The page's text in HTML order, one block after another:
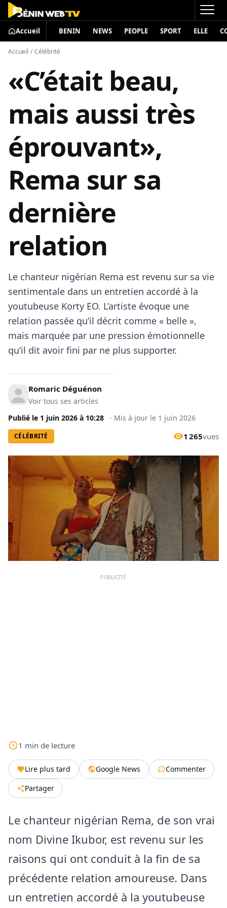
Accueil BENIN NEWS PEOPLE SPORT ELLE
Accueil / Célébrité
«C’était beau,
mais aussi très
éprouvant»,
Rema sur sa
dernière
relation
Le chanteur nigérian Rema est revenu sur sa vie
sentimentale dans un entretien accordé à la
youtubeuse Korty EO. L’artiste évoque une
relation passée qu’il décrit comme « belle »,
mais marquée par une pression émotionnelle
qu’il dit avoir fini par ne plus supporter.
Romaric Déguénon
Voir tous ses articles
Publié le 1 juin 2026 à 10:28 · Mis à jour le 1 juin 2026
CÉLÉBRITÉ 1 265vues
PUBLICITÉ
1 min de lecture
Lire plus tard Google News
Commenter
Partager
Le chanteur nigérian Rema, de son vrai
nom Divine Ikubor, est revenu sur les
raisons qui ont conduit à la fin de sa
précédente relation amoureuse. Dans
un entretien accordé à la youtubeuse